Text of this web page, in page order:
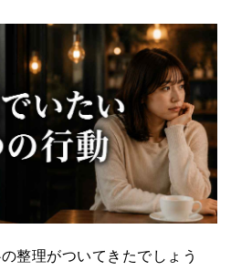
整理がついてきたでしょう